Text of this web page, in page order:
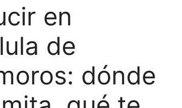
en
de
dónde